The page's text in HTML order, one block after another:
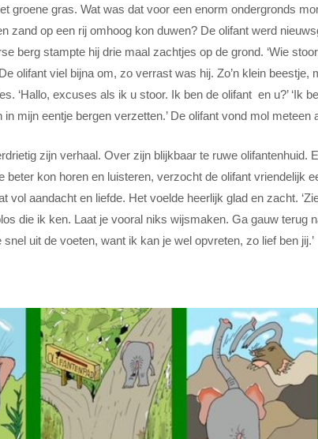
groene gras. Wat was dat voor een enorm ondergronds
zand op een rij omhoog kon duwen? De olifant werd
berg stampte hij drie maal zachtjes op de grond. ‘Wie
olifant viel bijna om, zo verrast was hij. Zo’n klein beestje,
‘Hallo, excuses als ik u stoor. Ik ben de olifant en u?’ ‘Ik
mijn eentje bergen verzetten.’ De olifant vond mol meteen
zijn verhaal. Over zijn blijkbaar te ruwe olifantenhuid.
beter kon horen en luisteren, verzocht de olifant vriendelijk
vol aandacht en liefde. Het voelde heerlijk glad en zacht.
die ik ken. Laat je vooral niks wijsmaken. Ga gauw terug
uit de voeten, want ik kan je wel opvreten, zo lief ben jij.’